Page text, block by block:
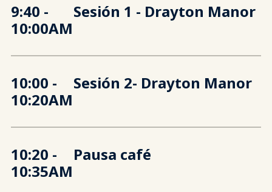
9:40 -
10:00AM
Sesión 1 - Drayton Manor
10:00 -
10:20AM
Sesión 2- Drayton Manor
10:20 -
10:35AM
Pausa café